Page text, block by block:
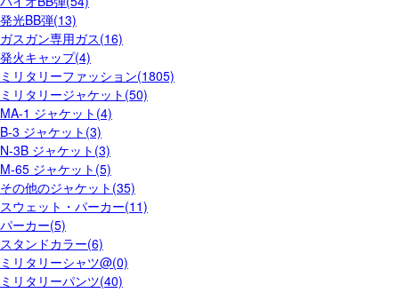
発光BB弾(13)
ガスガン専用ガス(16)
発火キャップ(4)
ミリタリーファッション(1805)
ミリタリージャケット(50)
MA-1 ジャケット(4)
B-3 ジャケット(3)
N-3B ジャケット(3)
M-65 ジャケット(5)
その他のジャケット(35)
スウェット・パーカー(11)
パーカー(5)
スタンドカラー(6)
ミリタリーシャツ@(0)
ミリタリーパンツ(40)